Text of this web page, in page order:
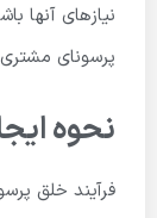
نیازهای آنها
پرسونای
نحوه
فرآیند خلق